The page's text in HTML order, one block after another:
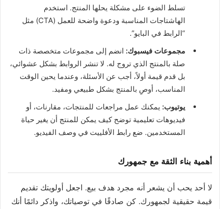
تسلط الضوء على مشكلة يحلها المنتج. استخدم
الهاشتاجات المناسبة ودعوة واضحة للعمل (CTA) مثل
“الرابط في البايو”.
مجموعات فيسبوك: انضم إلى مجموعات متخصصة ذات
صلة بالمنتج الذي تروج له. لا تنشر الروابط بشكل عشوائي،
بل قدم قيمة أولاً، أجب عن الأسئلة، وعندما يحين الوقت
المناسب، أوصِ بالمنتج بشكل طبيعي ومفيد.
يوتيوب: يمكنك عمل مراجعات للمنتجات، مقارنات، أو
فيديوهات تعليمية توضح كيف يمكن للمنتج أن يغير حياة
المستخدمين. ضع رابط الأفلييت في وصف الفيديو.
أهمية بناء الثقة مع جمهورك
لا أحد يحب أن يشعر أنه مجرد هدف بيع. اجعل أولويتك تقديم
قيمة حقيقية لجمهورك. كن صادقًا في توصياتك، واذكر دائمًا أنك